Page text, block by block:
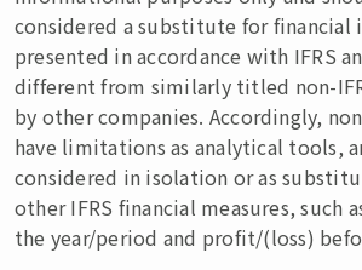
considered a substitute for financial
presented in accordance with IFRS
different from similarly titled non-
by other companies. Accordingly,
have limitations as analytical tools,
considered in isolation or as
other IFRS financial measures, such
the year/period and profit/(loss)